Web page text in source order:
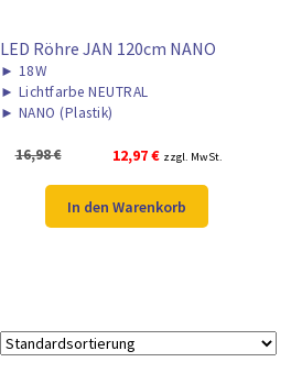
LED Röhre JAN 120cm NANO
► 18W
► Lichtfarbe NEUTRAL
► NANO (Plastik)
16,98€
Ursprünglicher
war:
16,98 €
12,97€Aktueller
ist:
12,97 €.
zzgl. MwSt.
In den Warenkorb